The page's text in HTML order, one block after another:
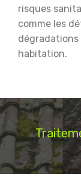
risques
comme les
habitation.